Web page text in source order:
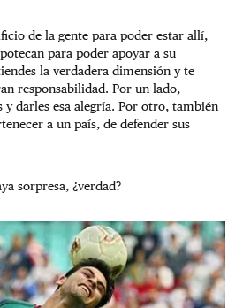
de la gente para poder estar allí,
para poder apoyar a su
la verdadera dimensión y te
responsabilidad. Por un lado,
y darles esa alegría. Por otro, también
a un país, de defender sus
sorpresa, ¿verdad?